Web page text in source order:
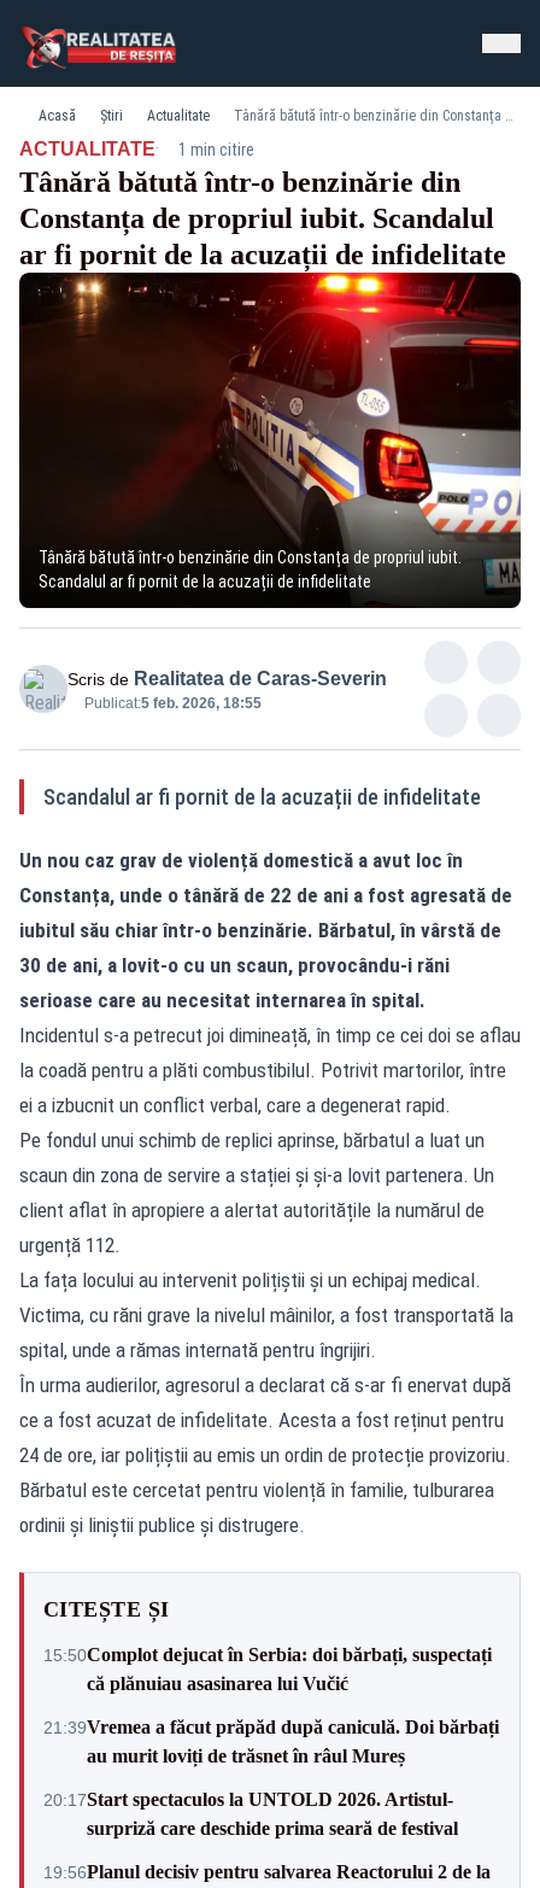
Acasă Știri Actualitate Tânără bătută într-o benzinărie din Constanța de propriul iubit. Scandalul ar fi pornit de la acuzații de infidelitate
ACTUALITATE· 1 min citire
Tânără bătută într-o benzinărie din
Constanța de propriul iubit. Scandalul
ar fi pornit de la acuzații de infidelitate
Tânără bătută într-o benzinărie din Constanța de propriul iubit.
Scandalul ar fi pornit de la acuzații de infidelitate
Scris de Realitatea de Caras-Severin
Publicat:5 feb. 2026, 18:55
Scandalul ar fi pornit de la acuzații de infidelitate
Un nou caz grav de violență domestică a avut loc în
Constanța, unde o tânără de 22 de ani a fost agresată de
iubitul său chiar într-o benzinărie. Bărbatul, în vârstă de
30 de ani, a lovit-o cu un scaun, provocându-i răni
serioase care au necesitat internarea în spital.
Incidentul s-a petrecut joi dimineață, în timp ce cei doi se aflau
la coadă pentru a plăti combustibilul. Potrivit martorilor, între
ei a izbucnit un conflict verbal, care a degenerat rapid.
Pe fondul unui schimb de replici aprinse, bărbatul a luat un
scaun din zona de servire a stației și și-a lovit partenera. Un
client aflat în apropiere a alertat autoritățile la numărul de
urgență 112.
La fața locului au intervenit polițiștii și un echipaj medical.
Victima, cu răni grave la nivelul mâinilor, a fost transportată la
spital, unde a rămas internată pentru îngrijiri.
În urma audierilor, agresorul a declarat că s-ar fi enervat după
ce a fost acuzat de infidelitate. Acesta a fost reținut pentru
24 de ore, iar polițiștii au emis un ordin de protecție provizoriu.
Bărbatul este cercetat pentru violență în familie, tulburarea
ordinii și liniștii publice și distrugere.
CITEȘTE ȘI
15:50Complot dejucat în Serbia: doi bărbați, suspectați
că plănuiau asasinarea lui Vučić
21:39Vremea a făcut prăpăd după caniculă. Doi bărbați
au murit loviți de trăsnet în râul Mureș
20:17Start spectaculos la UNTOLD 2026. Artistul-
surpriză care deschide prima seară de festival
19:56Planul decisiv pentru salvarea Reactorului 2 de la